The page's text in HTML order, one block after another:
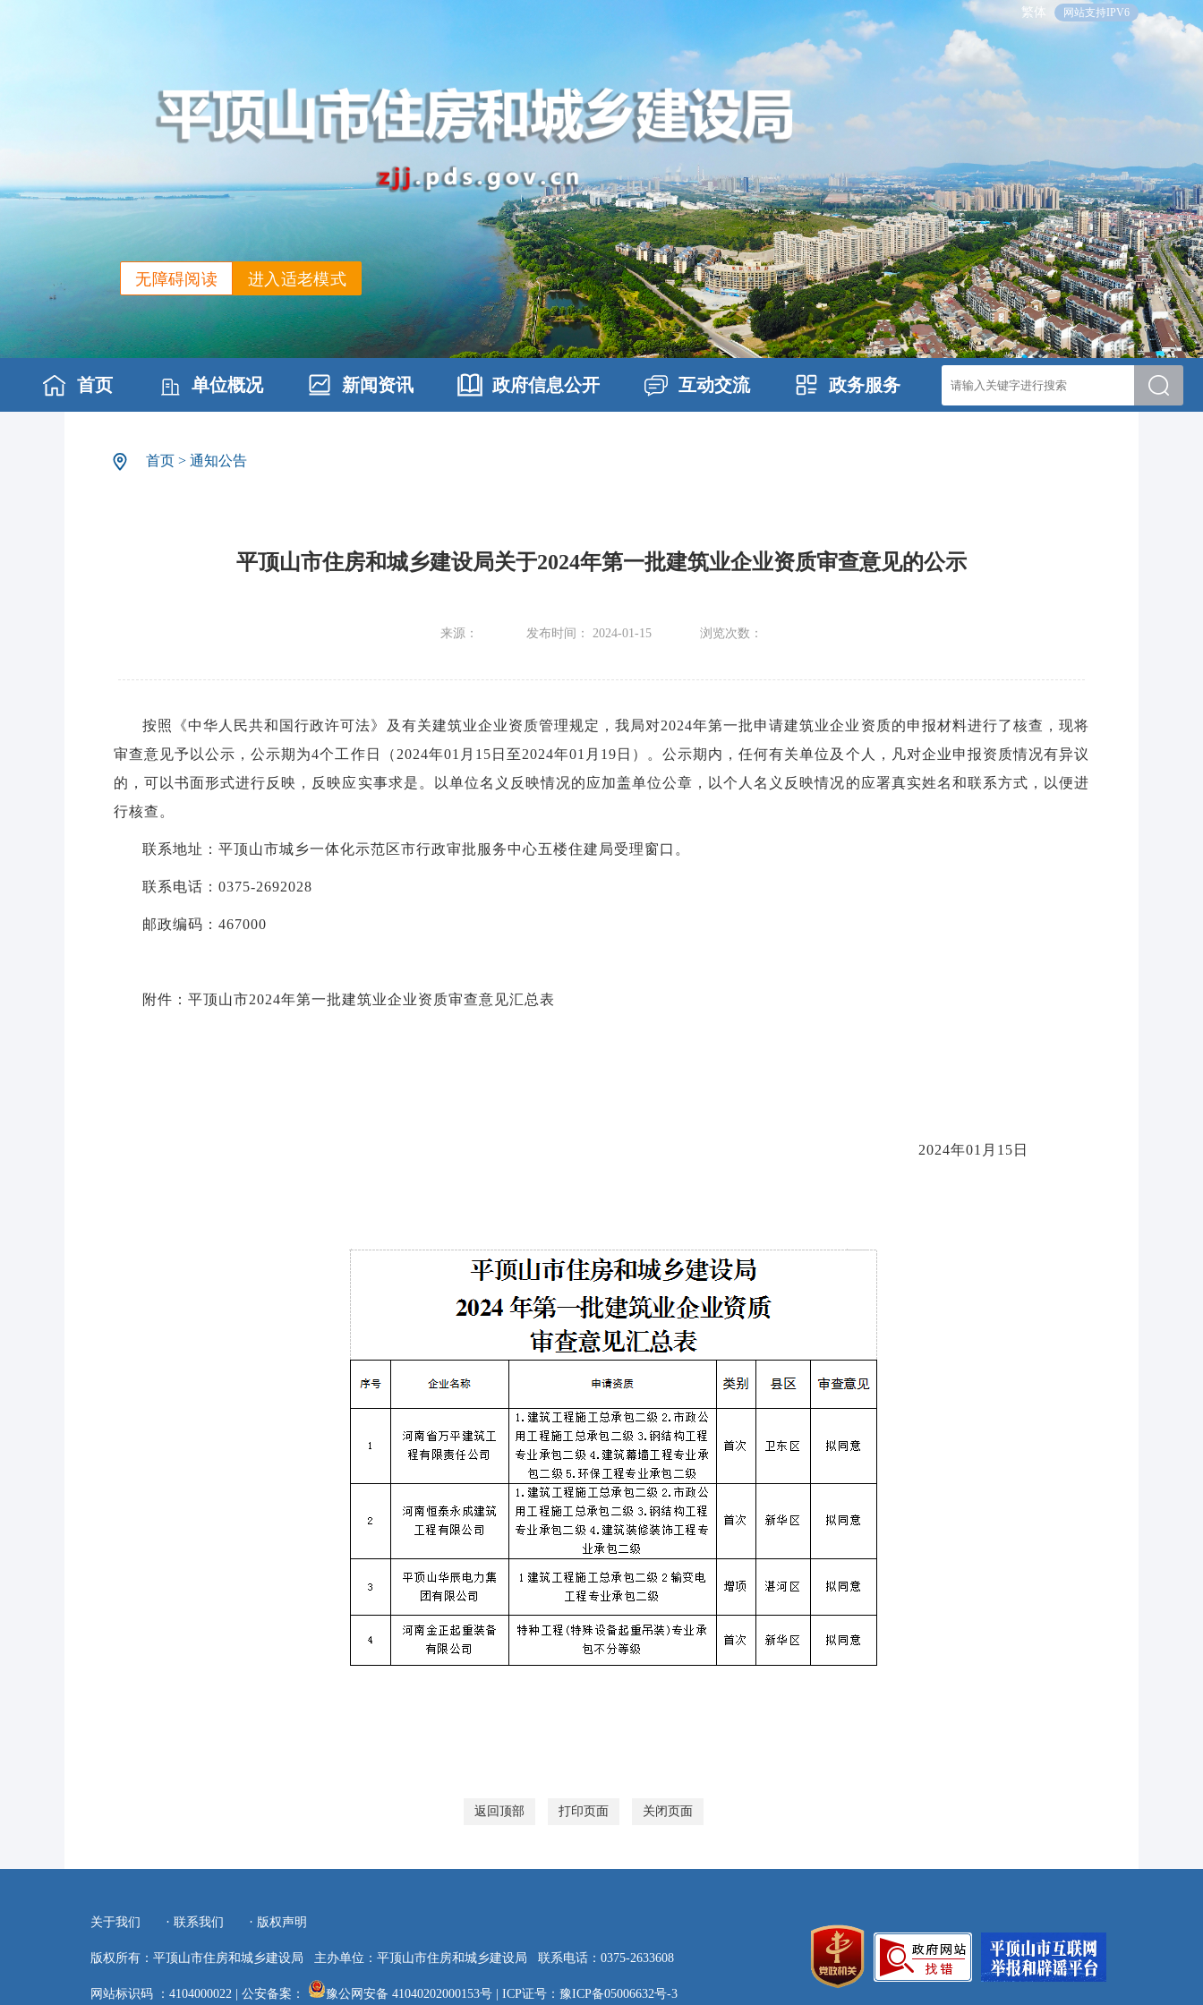
繁体 网站支持IPV6
进入适老模式
无障碍阅读
首页 单位概况 新闻资讯 政府信息公开 互动交流 政务服务
首页 > 通知公告
平顶山市住房和城乡建设局关于2024年第一批建筑业企业资质审查意见的公示
来源： 发布时间： 2024-01-15 浏览次数：
按照《中华人民共和国行政许可法》及有关建筑业企业资质管理规定，我局对2024年第一批申请建筑业企业资质的申报材料进行了核查，现将
审查意见予以公示，公示期为4个工作日（2024年01月15日至2024年01月19日）。公示期内，任何有关单位及个人，凡对企业申报资质情况有异议
的，可以书面形式进行反映，反映应实事求是。以单位名义反映情况的应加盖单位公章，以个人名义反映情况的应署真实姓名和联系方式，以便进
行核查。
联系地址：平顶山市城乡一体化示范区市行政审批服务中心五楼住建局受理窗口。
联系电话：0375-2692028
邮政编码：467000
附件：平顶山市2024年第一批建筑业企业资质审查意见汇总表
2024年01月15日
返回顶部 打印页面 关闭页面
关于我们 · 联系我们 · 版权声明
版权所有：平顶山市住房和城乡建设局 主办单位：平顶山市住房和城乡建设局 联系电话：0375-2633608
网站标识码 ：4104000022| 公安备案： 豫公网安备 41040202000153号 ICP证号：豫ICP备05006632号-3